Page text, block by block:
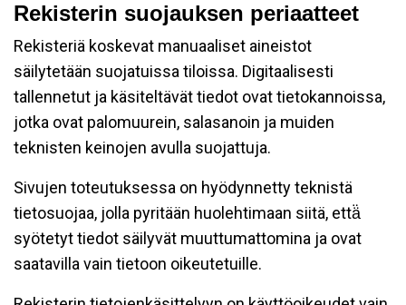
Rekisterin suojauksen periaatteet
Rekisteriä koskevat manuaaliset aineistot
säilytetään suojatuissa tiloissa. Digitaalisesti
tallennetut ja käsiteltävät tiedot ovat tietokannoissa,
jotka ovat palomuurein, salasanoin ja muiden
teknisten keinojen avulla suojattuja.
Sivujen toteutuksessa on hyödynnetty teknistä
tietosuojaa, jolla pyritään huolehtimaan siitä, että̈
syötetyt tiedot säilyvät muuttumattomina ja ovat
saatavilla vain tietoon oikeutetuille.